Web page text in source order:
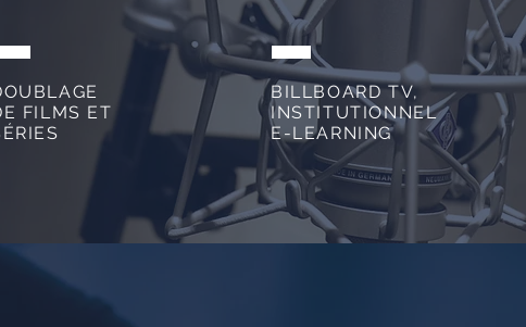
FILMS ET
BILLBOARD TV,
INSTITUTIONNEL
E-LEARNING